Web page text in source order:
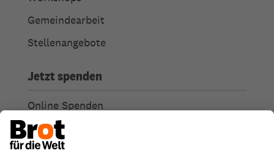
Gemeindearbeit
Stellenangebote
Jetzt spenden
Online Spenden
Weitere Spendenmöglichkeiten
Ich habe Fragen zu meiner Spende